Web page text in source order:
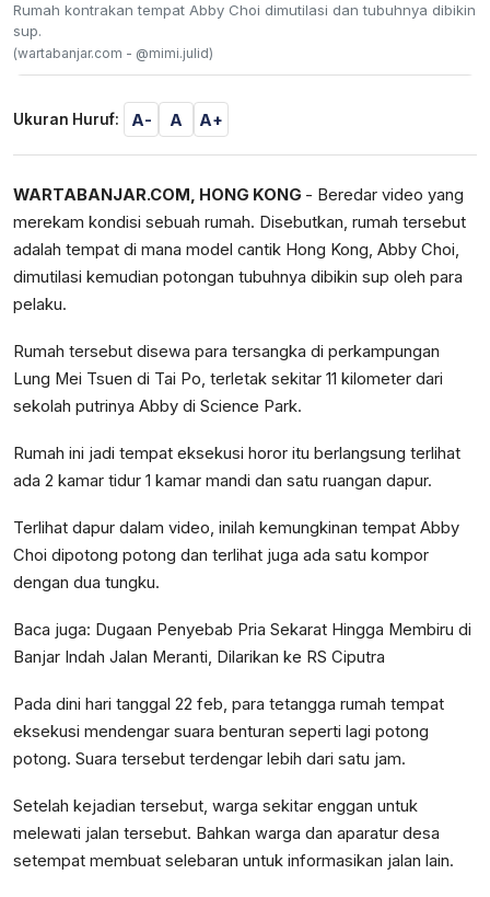
Rumah kontrakan tempat Abby Choi dimutilasi dan tubuhnya dibikin
sup.
(wartabanjar.com - @mimi.julid)
Ukuran Huruf: A- A A+
WARTABANJAR.COM , HONG KONG - Beredar video yang
merekam kondisi sebuah rumah. Disebutkan, rumah tersebut
adalah tempat di mana model cantik Hong Kong, Abby Choi,
dimutilasi kemudian potongan tubuhnya dibikin sup oleh para
pelaku.
Rumah tersebut disewa para tersangka di perkampungan
Lung Mei Tsuen di Tai Po, terletak sekitar 11 kilometer dari
sekolah putrinya Abby di Science Park.
Rumah ini jadi tempat eksekusi horor itu berlangsung terlihat
ada 2 kamar tidur 1 kamar mandi dan satu ruangan dapur.
Terlihat dapur dalam video, inilah kemungkinan tempat Abby
Choi dipotong potong dan terlihat juga ada satu kompor
dengan dua tungku.
Baca juga: Dugaan Penyebab Pria Sekarat Hingga Membiru di
Banjar Indah Jalan Meranti, Dilarikan ke RS Ciputra
Pada dini hari tanggal 22 feb, para tetangga rumah tempat
eksekusi mendengar suara benturan seperti lagi potong
potong. Suara tersebut terdengar lebih dari satu jam.
Setelah kejadian tersebut, warga sekitar enggan untuk
melewati jalan tersebut. Bahkan warga dan aparatur desa
setempat membuat selebaran untuk informasikan jalan lain.